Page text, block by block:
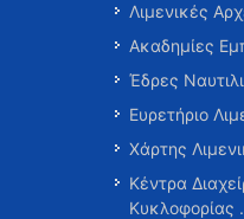
Λιμενικές
Ακαδημίες
Έδρες
Ευρετήριο
Χάρτης
Κέντρα
Κυκλοφορίας